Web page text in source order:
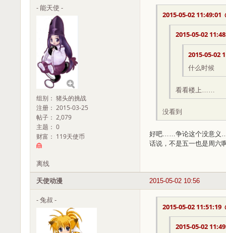
- 能天使 -
组别： 猪头的挑战
注册： 2015-03-25
帖子： 2,079
主题： 0
财富： 119天使币
2015-05-02 11:49:01
2015-05-02
2015-05-02
什么时候
看看楼上……
没看到
好吧……争论这个没意
话说，不是五一也是周六
离线
2015-05-02 10:56
天使动漫
- 兔叔 -
2015-05-02 11:51:19
2015-05-02